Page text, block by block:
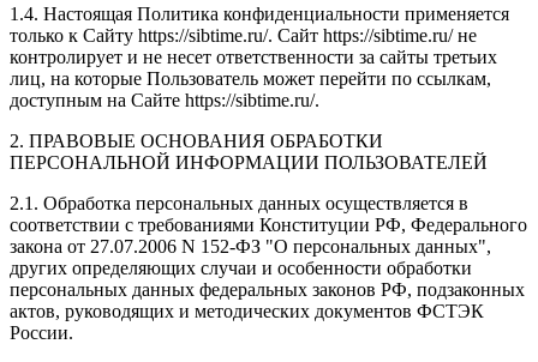
1.4. Настоящая Политика конфиденциальности применяется
только к Сайту https://sibtime.ru/. Сайт https://sibtime.ru/ не
контролирует и не несет ответственности за сайты третьих
лиц, на которые Пользователь может перейти по ссылкам,
доступным на Сайте https://sibtime.ru/.
2. ПРАВОВЫЕ ОСНОВАНИЯ ОБРАБОТКИ
ПЕРСОНАЛЬНОЙ ИНФОРМАЦИИ ПОЛЬЗОВАТЕЛЕЙ
2.1. Обработка персональных данных осуществляется в
соответствии с требованиями Конституции РФ, Федерального
закона от 27.07.2006 N 152-ФЗ "О персональных данных",
других определяющих случаи и особенности обработки
персональных данных федеральных законов РФ, подзаконных
актов, руководящих и методических документов ФСТЭК
России.